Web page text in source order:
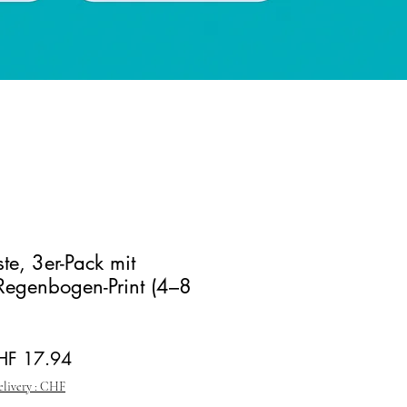
3er-Pack mit
Print (4–8
17.94Sale-Preis
: CHF